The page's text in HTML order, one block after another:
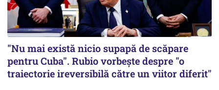
"Nu mai există nicio supapă de scăpare
pentru Cuba". Rubio vorbește despre "o
traiectorie ireversibilă către un viitor diferit"